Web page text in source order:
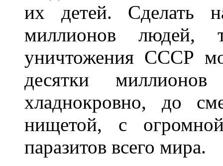
их детей. Сделать
миллионов людей,
уничтожения СССР
десятки
хладнокровно, до
нищетой, с
паразитов всего мира.